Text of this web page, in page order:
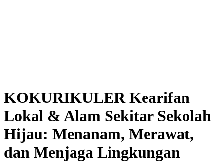
KOKURIKULER Kearifan
Lokal & Alam Sekitar Sekolah
Hijau: Menanam, Merawat,
dan Menjaga Lingkungan